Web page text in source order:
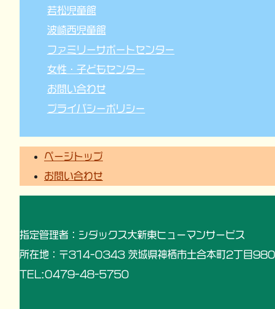
若松児童館
波崎西児童館
ファミリーサポートセンター
女性・子どもセンター
お問い合わせ
プライバシーポリシー
ページトップ
お問い合わせ
指定管理者：シダックス大新東ヒューマンサービス
所在地：〒314-0343 茨城県神栖市土合本町2丁目
TEL:0479-48-5750